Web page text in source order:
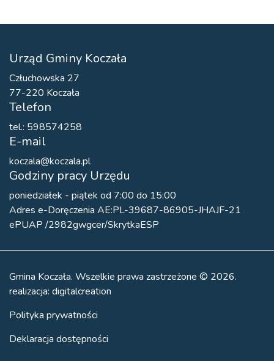
Urząd Gminy Koczała
Człuchowska 27
77-220 Koczała
Telefon
tel.: 598574258
E-mail
koczala@koczala.pl
Godziny pracy Urzędu
poniedziałek - piątek od 7:00 do 15:00
Adres e-Doręczenia AE:PL-39687-86905-JHAJF-21
ePUAP /2982gwgcer/SkrytkaESP
Gmina Koczała. Wszelkie prawa zastrzeżone © 2026.
realizacja: digitalcreation
Polityka prywatności
Deklaracja dostępności